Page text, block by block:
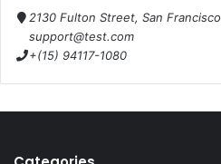
2130 Fulton Street, San Francisco
support@test.com
+(15) 94117-1080